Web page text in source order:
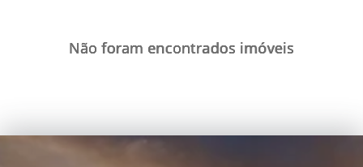
Não foram encontrados imóveis